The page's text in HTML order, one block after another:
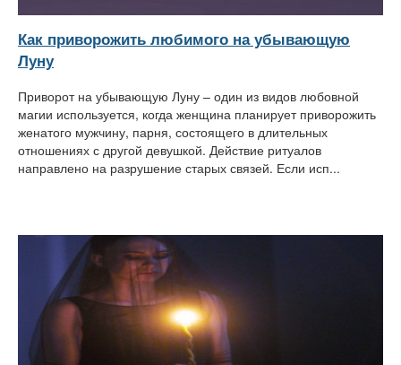
Как приворожить любимого на убывающую
Луну
Приворот на убывающую Луну – один из видов любовной
магии используется, когда женщина планирует приворожить
женатого мужчину, парня, состоящего в длительных
отношениях с другой девушкой. Действие ритуалов
направлено на разрушение старых связей. Если исп...